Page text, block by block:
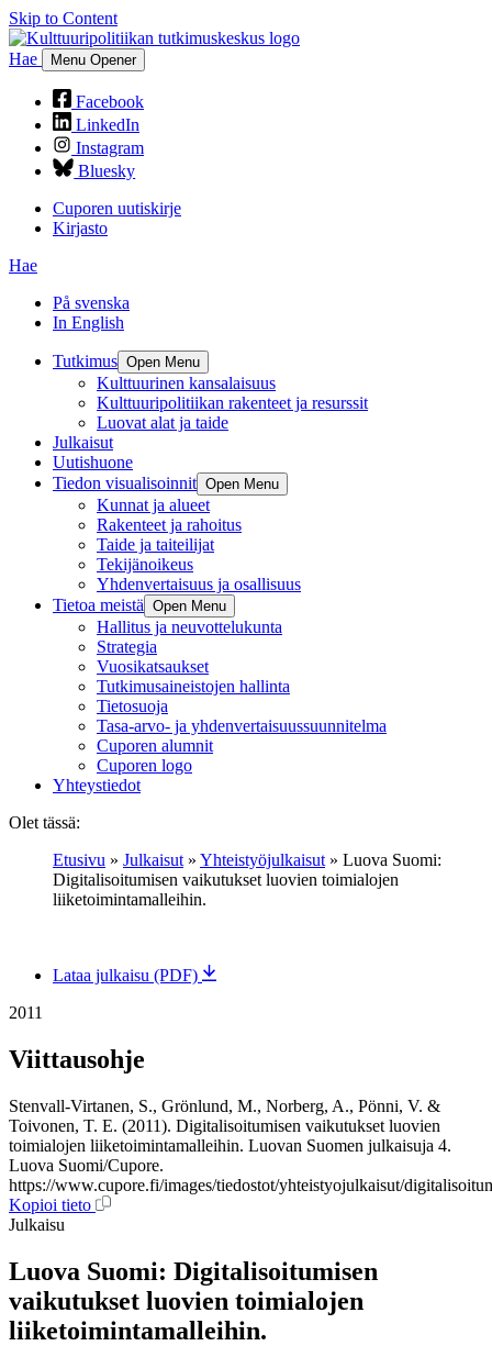
Skip to Content
Hae Menu Opener
Facebook
LinkedIn
Instagram
Bluesky
Cuporen uutiskirje
Kirjasto
Hae
På svenska
In English
Tutkimus Open Menu
Kulttuurinen kansalaisuus
Kulttuuripolitiikan rakenteet ja resurssit
Luovat alat ja taide
Julkaisut
Uutishuone
Tiedon visualisoinnit Open Menu
Kunnat ja alueet
Rakenteet ja rahoitus
Taide ja taiteilijat
Tekijänoikeus
Yhdenvertaisuus ja osallisuus
Tietoa meistä Open Menu
Hallitus ja neuvottelukunta
Strategia
Vuosikatsaukset
Tutkimusaineistojen hallinta
Tietosuoja
Tasa-arvo- ja yhdenvertaisuussuunnitelma
Cuporen alumnit
Cuporen logo
Yhteystiedot
Olet tässä:
Etusivu » Julkaisut » Yhteistyöjulkaisut » Luova Suomi:
Digitalisoitumisen vaikutukset luovien toimialojen
liiketoimintamalleihin.
Lataa julkaisu (PDF)
2011
Viittausohje
Stenvall-Virtanen, S., Grönlund, M., Norberg, A., Pönni, V. &
Toivonen, T. E. (2011). Digitalisoitumisen vaikutukset luovien
toimialojen liiketoimintamalleihin. Luovan Suomen julkaisuja 4.
Luova Suomi/Cupore.
https://www.cupore.fi/images/tiedostot/yhteistyojulkaisut/
Kopioi tieto
Julkaisu
Luova Suomi: Digitalisoitumisen
vaikutukset luovien toimialojen
liiketoimintamalleihin.